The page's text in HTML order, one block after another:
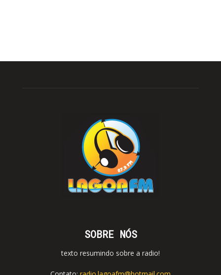
SOBRE NÓS
texto resumindo sobre a radio!